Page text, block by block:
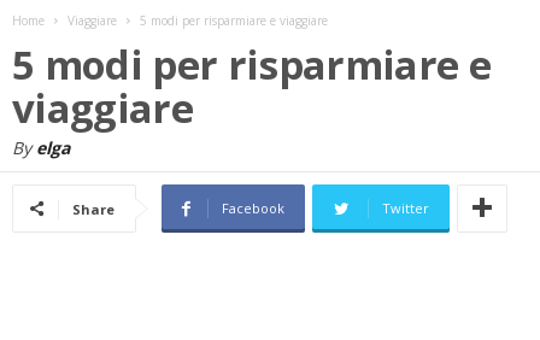
Home Viaggiare 5 modi per risparmiare e viaggiare
5 modi per risparmiare e
viaggiare
By elga
Share Facebook Twitter